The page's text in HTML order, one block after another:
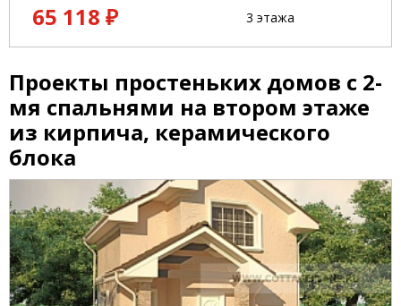
65 118 ₽
3 этажа
Проекты простеньких домов с 2-
мя спальнями на втором этаже
из кирпича, керамического
блока